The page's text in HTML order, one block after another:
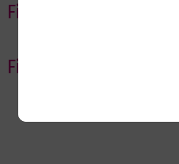
Filtrar por Autor
Filtrar por editorial